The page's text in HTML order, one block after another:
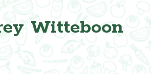
Witteboon